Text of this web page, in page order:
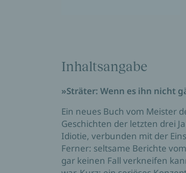
Inhaltsangabe
»Sträter: Wenn es ihn nicht
Ein neues Buch vom Meister
Geschichten der letzten drei
Idiotie, verbunden mit der
Ferner: seltsame Berichte
gar keinen Fall verkneifen